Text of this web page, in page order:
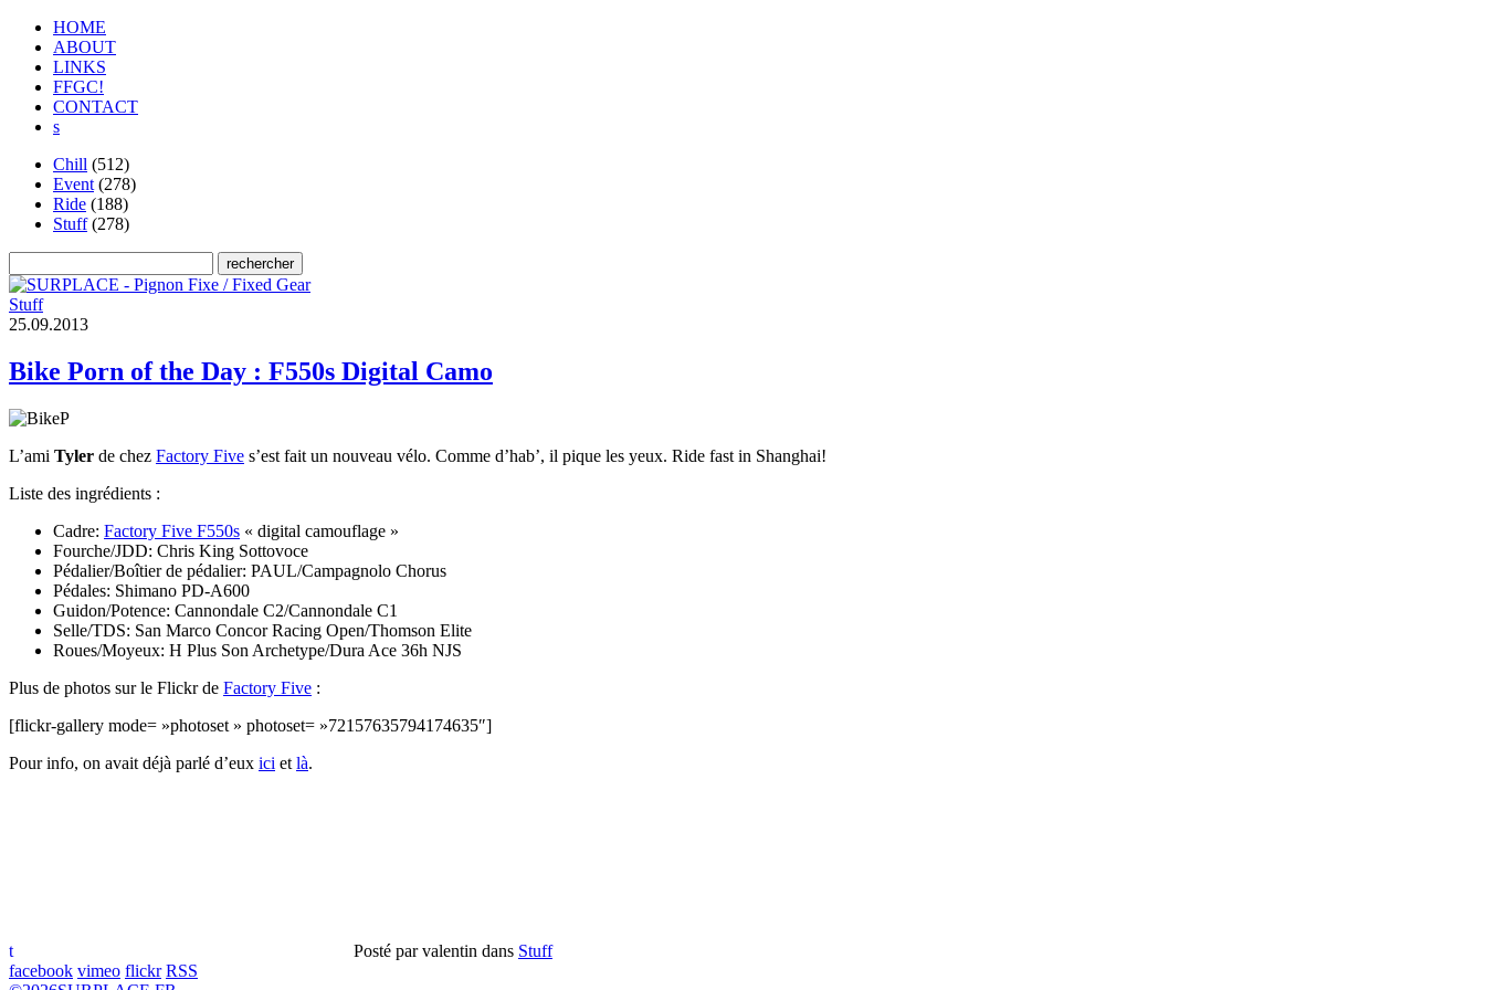
HOME
ABOUT
LINKS
FFGC!
CONTACT
s
Chill (512)
Event (278)
Ride (188)
Stuff(278)
Stuff
25.09.2013
Bike Porn of the Day : F550s Digital Camo
L’ami Tyler de chez Factory Five s’est fait un nouveau vélo. Comme d’hab’, il pique les yeux. Ride fast in Shanghai!
Liste des ingrédients :
Cadre: Factory Five F550s « digital camouflage »
Fourche/JDD: Chris King Sottovoce
Pédalier/Boîtier de pédalier: PAUL/Campagnolo Chorus
Pédales: Shimano PD-A600
Guidon/Potence: Cannondale C2/Cannondale C1
Selle/TDS: San Marco Concor Racing Open/Thomson Elite
Roues/Moyeux: H Plus Son Archetype/Dura Ace 36h NJS
Plus de photos sur le Flickr de Factory Five :
[flickr-gallery mode= »photoset » photoset= »72157635794174635″]
Pour info, on avait déjà parlé d’eux ici et là.
t Posté parvalentin dans Stuff
facebook vimeo flickr RSS